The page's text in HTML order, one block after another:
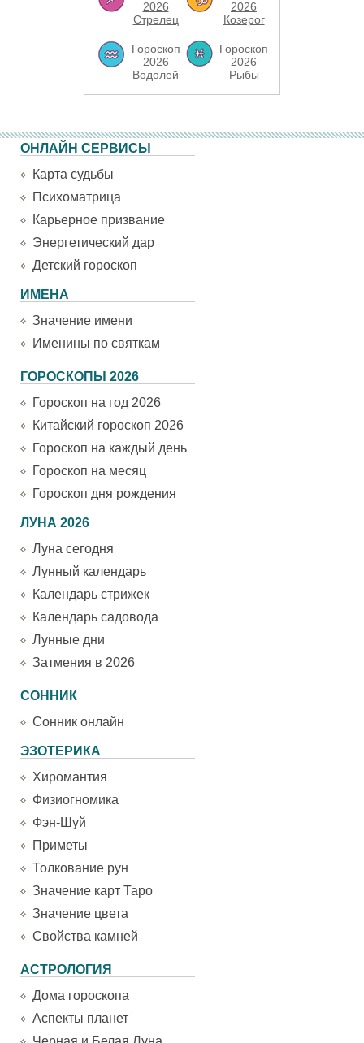
2026
Стрелец
2026
Козерог
Гороскоп
2026
Водолей
Гороскоп
2026
Рыбы
ОНЛАЙН СЕРВИСЫ
Карта судьбы
Психоматрица
Карьерное призвание
Энергетический дар
Детский гороскоп
ИМЕНА
Значение имени
Именины по святкам
ГОРОСКОПЫ 2026
Гороскоп на год 2026
Китайский гороскоп 2026
Гороскоп на каждый день
Гороскоп на месяц
Гороскоп дня рождения
ЛУНА 2026
Луна сегодня
Лунный календарь
Календарь стрижек
Календарь садовода
Лунные дни
Затмения в 2026
СОННИК
Сонник онлайн
ЭЗОТЕРИКА
Хиромантия
Физиогномика
Фэн-Шуй
Приметы
Толкование рун
Значение карт Таро
Значение цвета
Свойства камней
АСТРОЛОГИЯ
Дома гороскопа
Аспекты планет